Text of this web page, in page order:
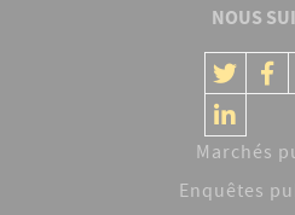
NOUS
Marchés
Enquêtes